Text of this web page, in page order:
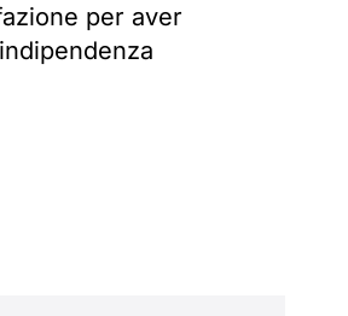
per aver